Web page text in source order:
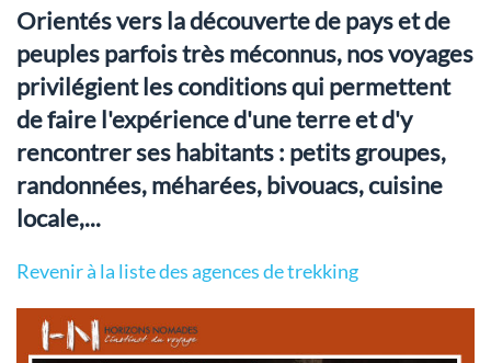
Orientés vers la découverte de pays et de
peuples parfois très méconnus, nos voyages
privilégient les conditions qui permettent
de faire l'expérience d'une terre et d'y
rencontrer ses habitants : petits groupes,
randonnées, méharées, bivouacs, cuisine
locale,...
Revenir à la liste des agences de trekking